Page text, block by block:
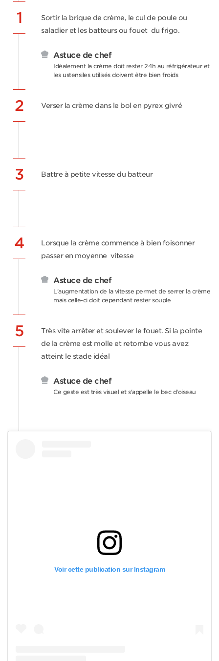
1
Sortir la brique de crème, le cul de poule ou
saladier et les batteurs ou fouet du frigo.
Astuce de chef
Idéalement la crème doit rester 24h au réfrigérateur et
les ustensiles utilisés doivent être bien froids
2 Verser la crème dans le bol en pyrex givré
3 Battre à petite vitesse du batteur
4
Lorsque la crème commence à bien foisonner
passer en moyenne vitesse
Astuce de chef
L'augmentation de la vitesse permet de serrer la crème
mais celle-ci doit cependant rester souple
5
Très vite arrêter et soulever le fouet. Si la pointe
de la crème est molle et retombe vous avez
atteint le stade idéal
Astuce de chef
Ce geste est très visuel et s'appelle le bec d'oiseau
Voir cette publication sur Instagram